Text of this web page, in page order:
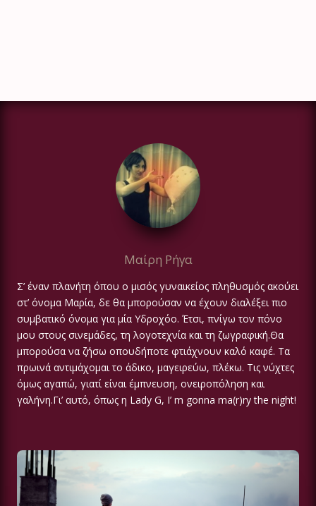
Μαίρη Ρήγα
Σ’ έναν πλανήτη όπου ο μισός γυναικείος πληθυσμός ακούει
στ’ όνομα Μαρία, δε θα μπορούσαν να έχουν διαλέξει πιο
συμβατικό όνομα για μία Υδροχόο. Έτσι, πνίγω τον πόνο
μου στους σινεμάδες, τη λογοτεχνία και τη ζωγραφική.Θα
μπορούσα να ζήσω οπουδήποτε φτιάχνουν καλό καφέ. Τα
πρωινά αντιμάχομαι το άδικο, μαγειρεύω, πλέκω. Τις νύχτες
όμως αγαπώ, γιατί είναι έμπνευση, ονειροπόληση και
γαλήνη.Γι’ αυτό, όπως η Lady G, I’ m gonna ma(r)ry the night!